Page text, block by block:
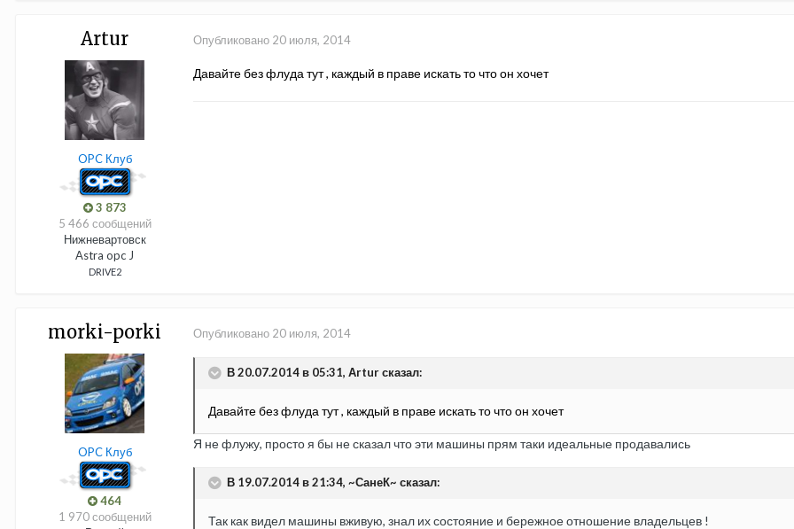
Аrtur
OPC Клуб
3 873
5 466 сообщений
Нижневартовск
Astra opc J
DRIVE2
Опубликовано 20 июля, 2014
Давайте без флуда тут , каждый в праве искать то что он хочет
morki-porki
OPC Клуб
464
1 970 сообщений
Опубликовано 20 июля, 2014
В 20.07.2014 в 05:31, Аrtur сказал:
Давайте без флуда тут , каждый в праве искать то что он хочет
Я не флужу, просто я бы не сказал что эти машины прям таки идеальные продавались
В 19.07.2014 в 21:34, ~СанеК~ сказал:
Так как видел машины вживую, знал их состояние и бережное отношение владельцев !